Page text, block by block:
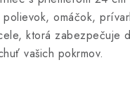
omáčok,
ktorá zabezpečuje
vašich pokrmov.